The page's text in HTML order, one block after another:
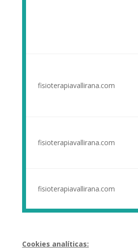
fisioterapiavallirana.com
fisioterapiavallirana.com
fisioterapiavallirana.com
Cookies analíticas: